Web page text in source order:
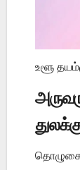
உளூ
தொழுகை